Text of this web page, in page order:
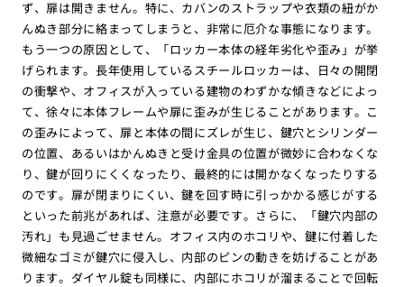
ず、扉は開きません。特に、カバンのストラップや衣類の紐がか
んぬき部分に絡まってしまうと、非常に厄介な事態になります。
もう一つの原因として、「ロッカー本体の経年劣化や歪み」が挙
げられます。長年使用しているスチールロッカーは、日々の開閉
の衝撃や、オフィスが入っている建物のわずかな傾きなどによっ
て、徐々に本体フレームや扉に歪みが生じることがあります。こ
の歪みによって、扉と本体の間にズレが生じ、鍵穴とシリンダー
の位置、あるいはかんぬきと受け金具の位置が微妙に合わなくな
り、鍵が回りにくくなったり、最終的には開かなくなったりする
のです。扉が閉まりにくい、鍵を回す時に引っかかる感じがする
といった前兆があれば、注意が必要です。さらに、「鍵穴内部の
汚れ」も見過ごせません。オフィス内のホコリや、鍵に付着した
微細なゴミが鍵穴に侵入し、内部のピンの動きを妨げることがあ
ります。ダイヤル錠も同様に、内部にホコリが溜まることで回転